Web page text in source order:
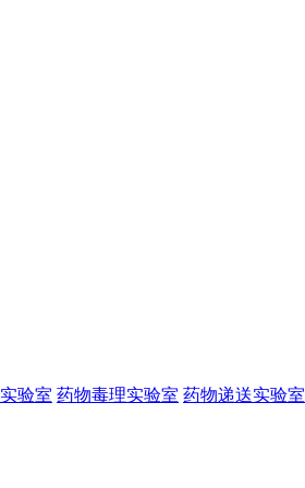
验室 药物毒理实验室 药物递送实验室